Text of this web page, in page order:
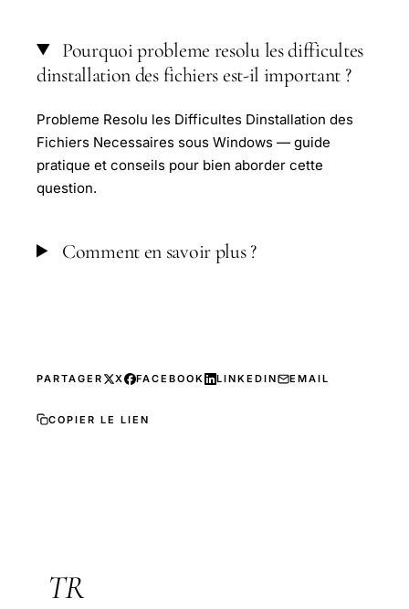
Pourquoi probleme resolu les difficultes
dinstallation des fichiers est-il important ?
Probleme Resolu les Difficultes Dinstallation des
Fichiers Necessaires sous Windows — guide
pratique et conseils pour bien aborder cette
question.
Comment en savoir plus ?
PARTAGER X FACEBOOK LINKEDIN EMAIL
COPIER LE LIEN
TR